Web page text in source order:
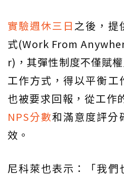
實驗週休三日 之後，提
式(Work From
r)，其彈性制度不僅賦
工作方式，得以平衡工
也被要求回報，從工作
NPS分數和滿意度評分
效。
尼科萊也表示：「我們